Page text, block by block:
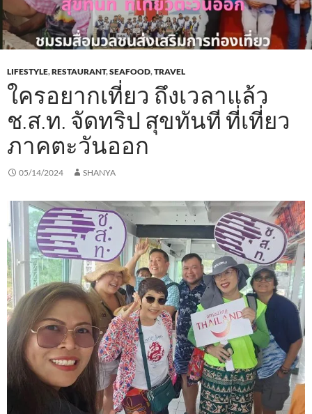
LIFESTYLE,RESTAURANT,SEAFOOD,TRAVEL
ใครอยากเที่ยว ถึงเวลาแล้ว
ช.ส.ท. จัดทริป สุขทันที ที่เที่ยว
ภาคตะวันออก
05/14/2024 SHANYA